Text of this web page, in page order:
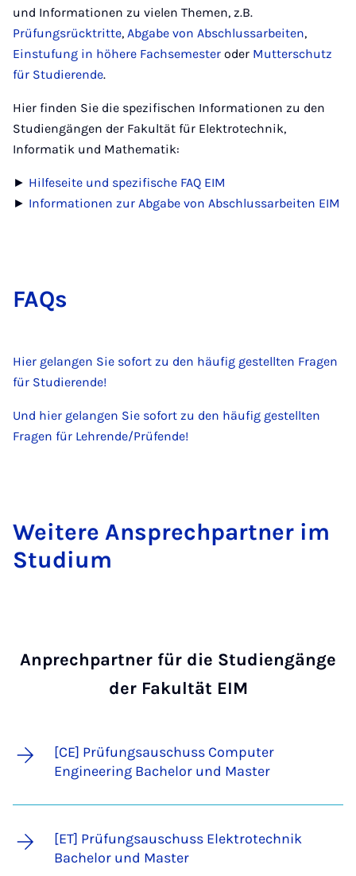
und Informationen zu vielen Themen, z.B.
Prüfungsrücktritte, Abgabe von Abschlussarbeiten,
Einstufung in höhere Fachsemester oder Mutterschutz
für Studierende.
Hier finden Sie die spezifischen Informationen zu den
Studiengängen der Fakultät für Elektrotechnik,
Informatik und Mathematik:
► Hilfeseite und spezifische FAQ EIM
► Informationen zur Abgabe von Abschlussarbeiten EIM
FAQs
Hier gelangen Sie sofort zu den häufig gestellten Fragen
für Studierende!
Und hier gelangen Sie sofort zu den häufig gestellten
Fragen für Lehrende/Prüfende!
Wei­te­re An­sprech­part­ner im
Stu­di­um
Anprechpartner für die Studiengänge
der Fakultät EIM
[CE] Prüfungsauschuss Computer
Engineering Bachelor und Master
[ET] Prüfungsauschuss Elektrotechnik
Bachelor und Master